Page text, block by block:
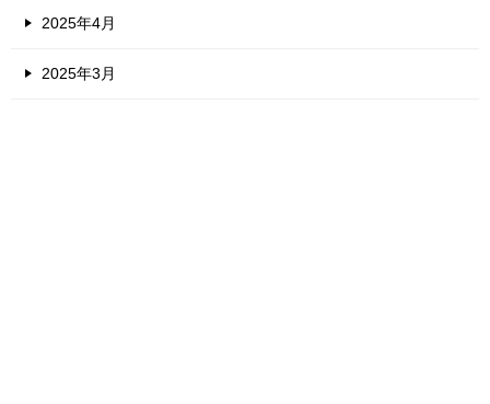
2025年4月
2025年3月